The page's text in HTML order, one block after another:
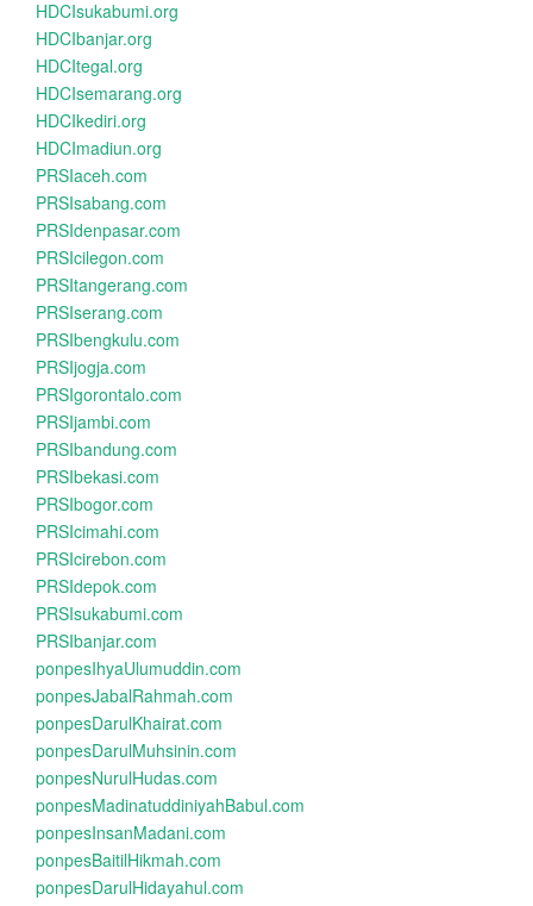
HDCIsukabumi.org
HDCIbanjar.org
HDCItegal.org
HDCIsemarang.org
HDCIkediri.org
HDCImadiun.org
PRSIaceh.com
PRSIsabang.com
PRSIdenpasar.com
PRSIcilegon.com
PRSItangerang.com
PRSIserang.com
PRSIbengkulu.com
PRSIjogja.com
PRSIgorontalo.com
PRSIjambi.com
PRSIbandung.com
PRSIbekasi.com
PRSIbogor.com
PRSIcimahi.com
PRSIcirebon.com
PRSIdepok.com
PRSIsukabumi.com
PRSIbanjar.com
ponpesIhyaUlumuddin.com
ponpesJabalRahmah.com
ponpesDarulKhairat.com
ponpesDarulMuhsinin.com
ponpesNurulHudas.com
ponpesMadinatuddiniyahBabul.com
ponpesInsanMadani.com
ponpesBaitilHikmah.com
ponpesDarulHidayahul.com